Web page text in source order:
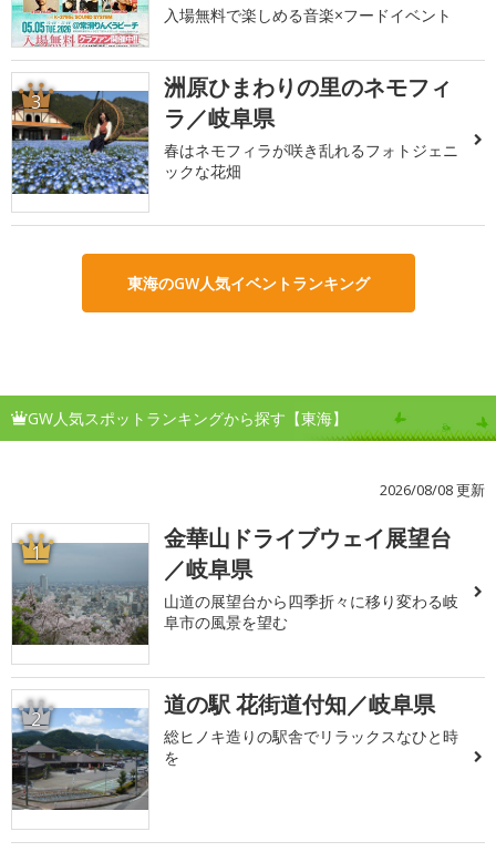
入場無料で楽しめる音楽×フードイベント
3
洲原ひまわりの里のネモフィ
ラ／岐阜県
春はネモフィラが咲き乱れるフォトジェニ
ックな花畑
東海のGW人気イベントランキング
GW人気スポットランキングから探す【東海】
2026/08/08 更新
1
金華山ドライブウェイ展望台
／岐阜県
山道の展望台から四季折々に移り変わる岐
阜市の風景を望む
2 道の駅 花街道付知／岐阜県
総ヒノキ造りの駅舎でリラックスなひと時
を